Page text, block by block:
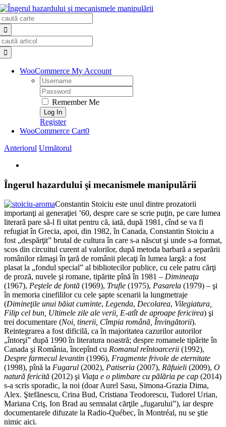
Skip
to
content
WooCommerce My Account
Username:
Password:
Remember Me
Register
WooCommerce Cart0
Anteriorul Următorul
Image
Îngerul hazardului şi mecanismele manipulării
Constantin Stoiciu este unul dintre prozatorii
importanţi ai generaţiei ’60, despre care se scrie puţin, pe care lumea
literară pare să-l fi uitat pentru că, iată, după 1981, cînd se va fi
refugiat în Grecia, apoi, din 1982, în Canada, Constantin Stoiciu a
fost „despărţit” brutal de cultura în care s-a născut şi unde s-a format,
scos din circuitul curent al valorilor, după meto­da barbară a separării
românilor rămaşi în ţară de românii plecaţi în lumea largă: a fost
plasat la „fondul special” al bibliotecilor publice, cu cele patru cărţi
de proză, nuvele şi romane, tipărite pînă în 1981 – Dimineaţa
(1967), Peştele de fontă (1969), Trufie (1975), Pasarela (1979) – şi
în memoria cinefililor cu cele şapte scenarii la lungmetraje
(Dimineţile unui băiat cuminte, Legenda, Decolarea, Vilegiatura,
Filip cel bun, Ultimele zile ale verii, E-atît de aproape fericirea) şi
trei documentare (Noi, tinerii, Cîmpia română, Învingătorii).
Reintegrarea a fost dificilă, ca în majoritatea cazurilor autorilor
„întorşi” după 1990 în literatura noastră; despre romanele tipărite în
Canada şi România, începînd cu Romanul reîntoarcerii (1992),
Despre farmecul levantin (1996), Fragmente frivole de eternitate
(1998), pînă la Fugarul (2002), Patiseria (2007), Răfuieli (2009), O
natură fericită (2012) şi Viaţa e o plimbare cu pălăria pe cap (2014)
s-a scris sporadic, la noi (doar Aurel Sasu, Simona-Grazia Dima,
Alex. Ştefănescu, Crina Bud, Cristiana Teodorescu, Tudorel Urian,
Mariana Criş, Ion Brad au semnalat cărţile „fugarului”), iar despre
documentarele difuzate la Radio-Québec, în Montréal, nu se ştie
nimic aici.